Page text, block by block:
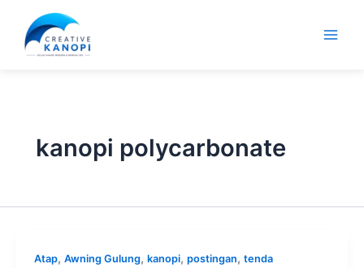
konten
kanopi polycarbonate
Atap, Awning Gulung, kanopi, postingan, tenda